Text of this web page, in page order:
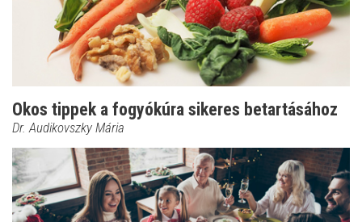
Okos tippek a fogyókúra sikeres betartásához
Dr. Audikovszky Mária